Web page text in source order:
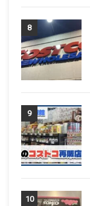
8
9
10